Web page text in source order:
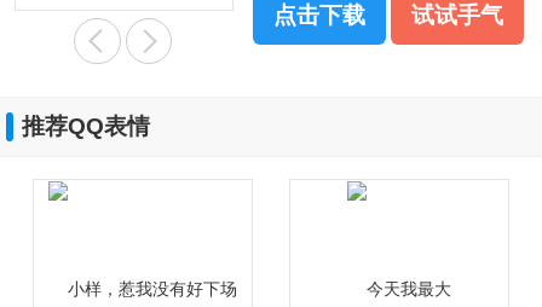
点击下载 试试手气
推荐QQ表情